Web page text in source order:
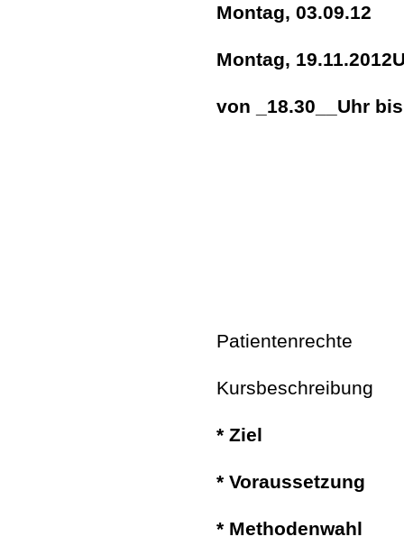
Montag, 03.09.12
Montag,
von _18.30__Uhr
Patientenrechte
Kursbeschreibung
* Ziel
* Voraussetzung
* Methodenwahl